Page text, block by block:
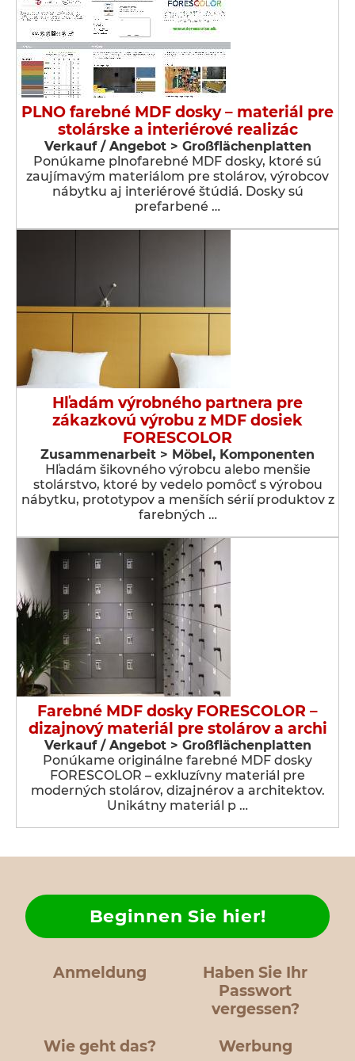
PLNO farebné MDF dosky – materiál pre
stolárske a interiérové realizác
Verkauf / Angebot > Großflächenplatten
Ponúkame plnofarebné MDF dosky, ktoré sú
zaujímavým materiálom pre stolárov, výrobcov
nábytku aj interiérové štúdiá. Dosky sú
prefarbené …
Hľadám výrobného partnera pre
zákazkovú výrobu z MDF dosiek
FORESCOLOR
Zusammenarbeit > Möbel, Komponenten
Hľadám šikovného výrobcu alebo menšie
stolárstvo, ktoré by vedelo pomôcť s výrobou
nábytku, prototypov a menších sérií produktov z
farebných …
Farebné MDF dosky FORESCOLOR –
dizajnový materiál pre stolárov a archi
Verkauf / Angebot > Großflächenplatten
Ponúkame originálne farebné MDF dosky
FORESCOLOR – exkluzívny materiál pre
moderných stolárov, dizajnérov a architektov.
Unikátny materiál p …
Anmeldung
Haben Sie Ihr
Passwort
vergessen?
Wie geht das?
Beginnen Sie hier!
Werbung